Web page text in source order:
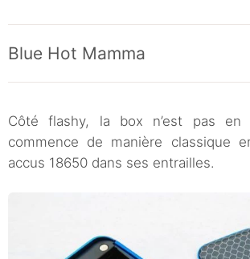
Blue Hot Mamma
Côté flashy, la box n’est pas en
commence de manière classique
accus 18650 dans ses entrailles.